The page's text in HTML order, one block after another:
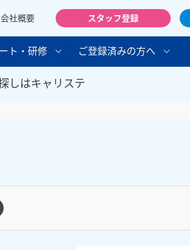
社概要 スタッフ登録
ト・研修 ご登録済みの方へ
しはキャリステ